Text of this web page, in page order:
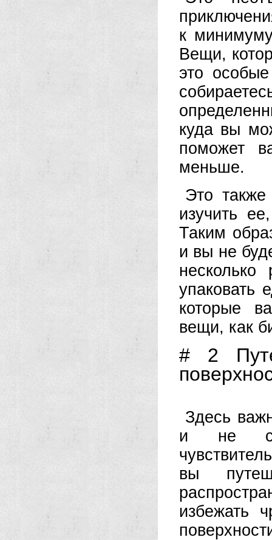
к
Вещи,
это
куда вы
поможет
меньше.
Это
изучить
Таким
и вы не
упаковать
которые
вещи, как
# 2
Здесь
и не
вы
избежать